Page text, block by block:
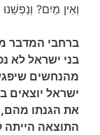
וְאֵין מַיִם?
ברחבי המדבר
בני ישראל לא
מהנחשים
ישראל יוצאים
את הגנתו מהם,
התוצאה